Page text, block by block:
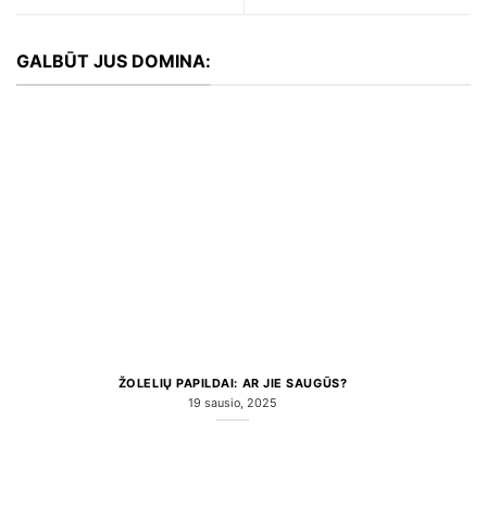
GALBŪT JUS DOMINA:
ŽOLELIŲ PAPILDAI: AR JIE SAUGŪS?
19 sausio, 2025